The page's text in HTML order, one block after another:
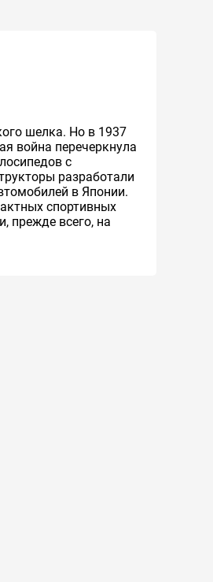
шелка. Но в 1937
война перечеркнула
с
разработали
в Японии.
спортивных
прежде всего, на